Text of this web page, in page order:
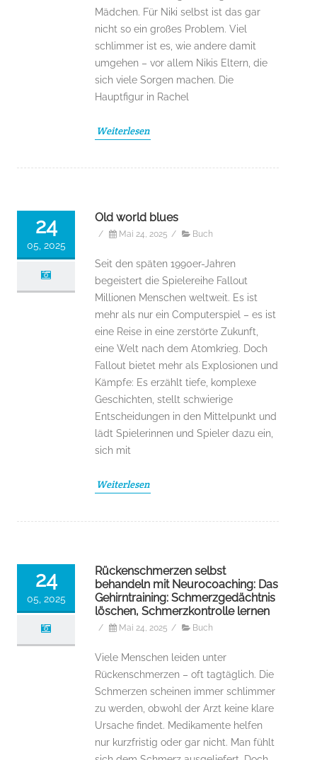
Mädchen. Für Niki selbst ist das gar
nicht so ein großes Problem. Viel
schlimmer ist es, wie andere damit
umgehen – vor allem Nikis Eltern, die
sich viele Sorgen machen. Die
Hauptfigur in Rachel
Weiterlesen
24
05, 2025
Old world blues
/ Mai 24, 2025 / Buch
Seit den späten 1990er-Jahren
begeistert die Spielereihe Fallout
Millionen Menschen weltweit. Es ist
mehr als nur ein Computerspiel – es ist
eine Reise in eine zerstörte Zukunft,
eine Welt nach dem Atomkrieg. Doch
Fallout bietet mehr als Explosionen und
Kämpfe: Es erzählt tiefe, komplexe
Geschichten, stellt schwierige
Entscheidungen in den Mittelpunkt und
lädt Spielerinnen und Spieler dazu ein,
sich mit
Weiterlesen
24
05, 2025
Rückenschmerzen selbst
behandeln mit Neurocoaching: Das
Gehirntraining: Schmerzgedächtnis
löschen, Schmerzkontrolle lernen
/ Mai 24, 2025 / Buch
Viele Menschen leiden unter
Rückenschmerzen – oft tagtäglich. Die
Schmerzen scheinen immer schlimmer
zu werden, obwohl der Arzt keine klare
Ursache findet. Medikamente helfen
nur kurzfristig oder gar nicht. Man fühlt